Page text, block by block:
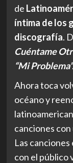
de
íntima de los
discografía.
Cuéntame
“Mi
Ahora toca
océano y
canciones
Las canciones
con el público